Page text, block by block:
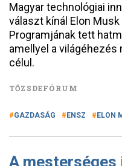
Magyar technológiai
választ kínál Elon
Programjának tett
amellyel a
célul.
TŐZSDEFÓRUM
GAZDASÁG ENSZ ELON
A mesterséges